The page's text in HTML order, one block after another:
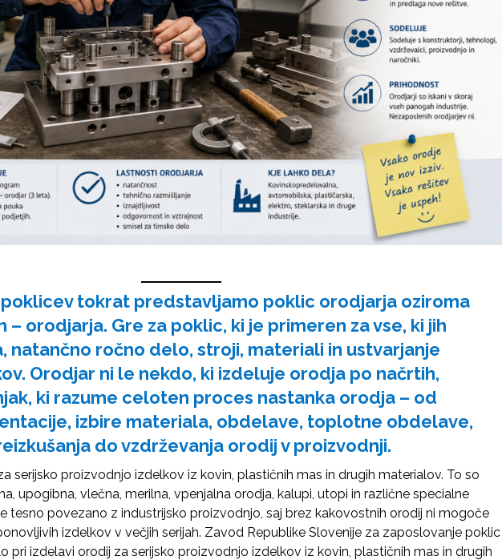
poklicev tokrat predstavljamo poklic orodjarja oziroma
– orodjarja. Gre za poklic, ki je primeren za vse, ki jih
natančno ročno delo, stroji, materiali in ustvarjanje
Orodjar ni le nekdo, ki izdeluje orodja po načrtih,
ki razume celoten proces nastanka orodja – od
izbire materiala, obdelave, toplotne obdelave,
do vzdrževanja orodij v proizvodnji.
serijsko proizvodnjo izdelkov iz kovin, plastičnih mas in drugih materialov. To so
upogibna, vlečna, merilna, vpenjalna orodja, kalupi, utopi in različne specialne
tesno povezano z industrijsko proizvodnjo, saj brez kakovostnih orodij ni mogoče
izdelkov v večjih serijah. Zavod Republike Slovenije za zaposlovanje poklic
pri izdelavi orodij za serijsko proizvodnjo izdelkov iz kovin, plastičnih mas in drugih